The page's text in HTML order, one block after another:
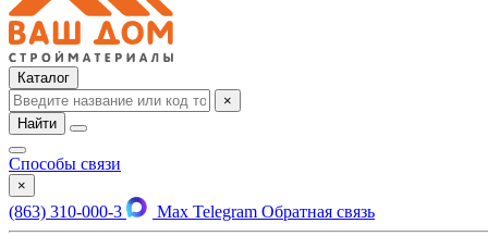
Каталог
×
Найти
Способы связи
×
(863) 310-000-3 Max Telegram Обратная связь